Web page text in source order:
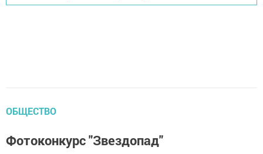
ОБЩЕСТВО
Фотоконкурс "Звездопад"